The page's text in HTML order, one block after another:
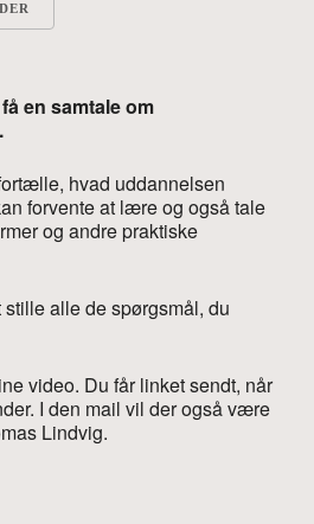
en samtale om
hvad uddannelsen
forvente at lære og også tale
og andre praktiske
alle de spørgsmål, du
video. Du får linket sendt, når
I den mail vil der også være
Lindvig.